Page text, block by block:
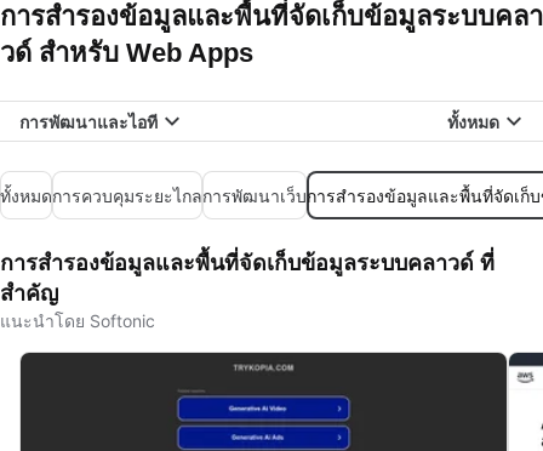
การสำรองข้อมูลและพื้นที่จัดเก็บข้อมูลระบบคลา
วด์ สำหรับ Web Apps
การพัฒนาและไอที ทั้งหมด
ทั้งหมดการควบคุมระยะไกลการพัฒนาเว็บการสำรองข้อมูลและพื้นที่จัดเก็
การสำรองข้อมูลและพื้นที่จัดเก็บข้อมูลระบบคลาวด์ ที่
สำคัญ
แนะนำโดย Softonic